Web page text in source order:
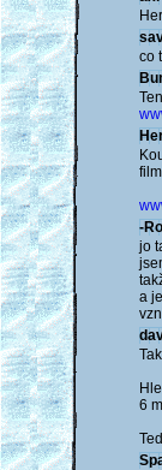
co
-
jo
a
6